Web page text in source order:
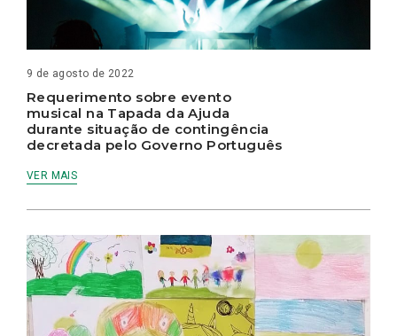
9 de agosto de 2022
Requerimento sobre evento
musical na Tapada da Ajuda
durante situação de contingência
decretada pelo Governo Português
VER MAIS